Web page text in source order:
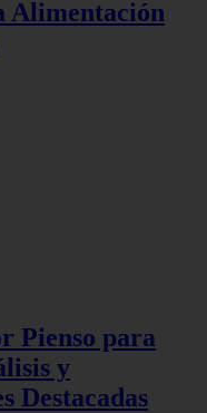
Alimentación
Pienso para
y
Destacadas